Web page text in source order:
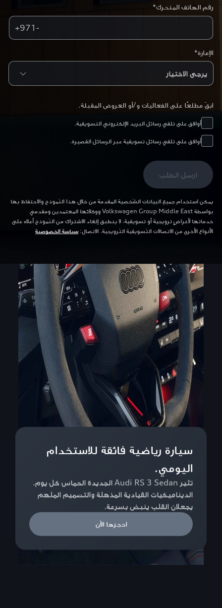
رقم الهاتف المتحرك*
+971-
الإمارة*
ابقَ مطلعًا على الفعاليات و/أو العروض المقبلة.
أوافق على تلقي رسائل البريد الإلكتروني التسويقية.
أوافق على تلقي رسائل تسويقية عبر الرسائل القصيرة.
ارسل الطلب
يمكن استخدام جميع البيانات الشّخصية المقدمة من خلال هذا النّموذج والاحتفاظ بها
بواسطة Volkswagen Group Middle East ووكلائها المعتمدين ومقدمي
خدماتها لأغراضٍ ترويجية أو تسويقية. لا ينطبق إلغاء الاشتراك من النّموذج أعلاه على
الأنواع الأخرى من الاتصالات التّسويقية التّرويجية. الاتصال: سياسة الخصوصية
سيارة رياضية فائقة للاستخدام
اليومي.
تثير Audi RS 3 Sedan الجديدة الحماس كل يوم.
الديناميكيات القيادية المذهلة والتصميم الملهم
يجعلان القلب ينبض بسرعة.
احجزها الآن